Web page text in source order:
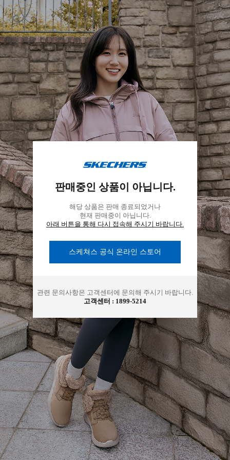
스
쳐
코
리
판매중인 상품이 아닙니다.
해당 상품은 판매 종료되었거나
현재 판매중이 아닙니다.
아래 버튼을 통해 다시 접속해 주시기 바랍니다.
스케쳐스 공식 온라인 스토어
관련 문의사항은 고객센터에 문의해 주시기 바랍니다.
고객센터 : 1899-5214